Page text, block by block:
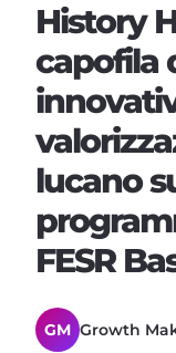
History
capofila
lucano
FESR
GM Growth